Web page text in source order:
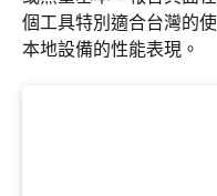
個工具特別適合台灣的
本地設備的性能表現。